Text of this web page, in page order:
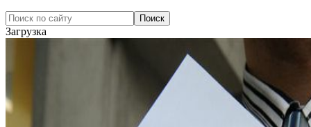
Загрузка